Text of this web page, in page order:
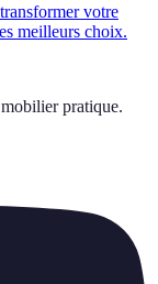
votre
meilleurs choix.
mobilier pratique.